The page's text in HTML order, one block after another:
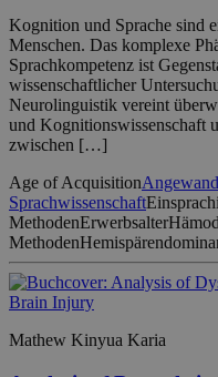
Kognition und Sprache sind
Menschen. Das komplexe
Sprachkompetenz ist
wissenschaftlicher
Neurolinguistik vereint
und Kognitionswissenschaft
zwischen […]
Age of Acquisition
Sprachwissenschaft
MethodenErwerbsalter
Methoden
Mathew Kinyua Karia